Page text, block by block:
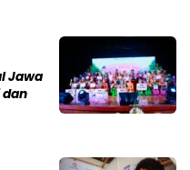
Jawa
dan